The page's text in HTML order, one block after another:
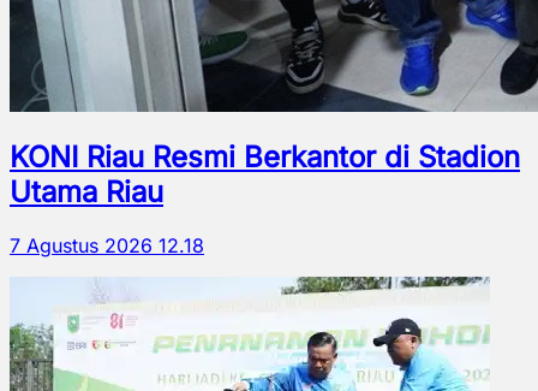
KONI Riau Resmi Berkantor di Stadion
Utama Riau
7 Agustus 2026 12.18